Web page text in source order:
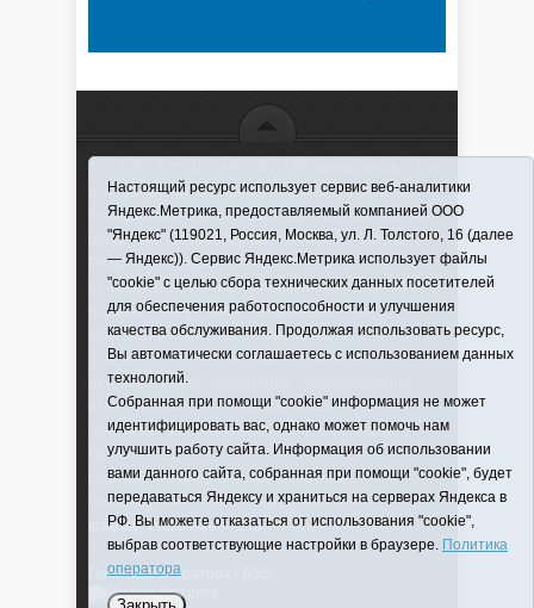
использовании материалов ссылка обязательна
Информационная лента выходит при финансовой
поддержке правительства Тюменской области
Регистрационный номер СМИ ЭЛ № ФС 77-66066
от 10.06. 2016 г. выдано Федеральной службой по
надзору в сфере связи, информационных
технологий и массовых коммуникаций.
Учредитель (соучредители) Автономная
некоммерческая организация "Информационно-
издательский центр "Красная звезда"" (627570,
Тюменская обл., Викуловский р-н, с. Викулово, ул.
Ленина, д. 5).
Главный редактор Антюхова Светлана
Владимировна. Адрес электронной почты:
krasnay_zvezda@obl72.ruТелефон: 2-42-32; 2-41-
36.
Политика оператора
Настоящий ресурс использует сервис веб-аналитики
Яндекс.Метрика, предоставляемый компанией ООО
"Яндекс" (119021, Россия, Москва, ул. Л. Толстого, 16 (далее
— Яндекс)). Сервис Яндекс.Метрика использует файлы
"cookie" с целью сбора технических данных посетителей
для обеспечения работоспособности и улучшения
качества обслуживания. Продолжая использовать ресурс,
Вы автоматически соглашаетесь с использованием данных
технологий.
Собранная при помощи "cookie" информация не может
идентифицировать вас, однако может помочь нам
улучшить работу сайта. Информация об использовании
вами данного сайта, собранная при помощи "cookie", будет
передаваться Яндексу и храниться на серверах Яндекса в
РФ. Вы можете отказаться от использования "cookie",
выбрав соответствующие настройки в браузере. Политика
оператора